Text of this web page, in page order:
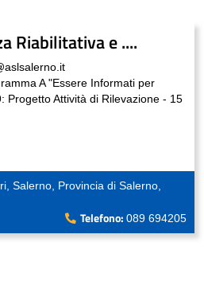
Riabilitativa e ....
A "Essere Informati per
Progetto Attività di Rilevazione - 15
Salerno, Provincia di Salerno,
Telefono: 089 694205